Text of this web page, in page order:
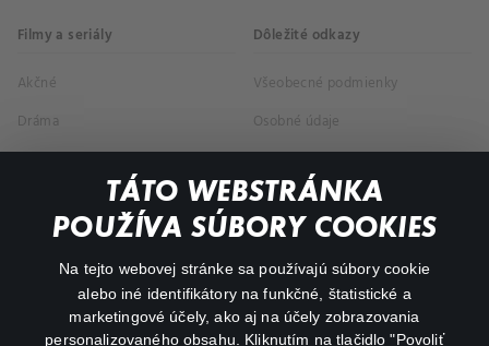
TÁTO WEBSTRÁNKA
POUŽÍVA SÚBORY COOKIES
Na tejto webovej stránke sa používajú súbory cookie
alebo iné identifikátory na funkčné, štatistické a
marketingové účely, ako aj na účely zobrazovania
personalizovaného obsahu. Kliknutím na tlačidlo "Povoliť
Filmy a seriály
Akčné
Dráma
Dôležité odkazy
Všeobecné podmienky
Osobné údaje
O aplikácii Canal+